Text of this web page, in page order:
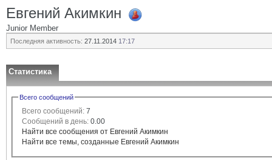
Евгений Акимкин
Junior Member
Последняя активность: 27.11.2014 17:17
Статистика
Всего сообщений
Всего сообщений: 7
Сообщений в день: 0.00
Найти все сообщения от Евгений Акимкин
Найти все темы, созданные Евгений Акимкин